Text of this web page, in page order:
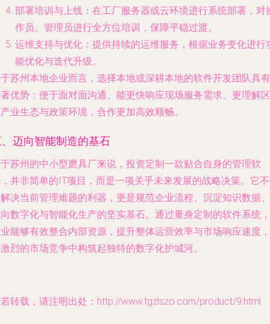
部署培训与上线 ：在工厂服务器或云环境进行系统部署，对
作员、管理员进行全方位培训，保障平稳过渡。
运维支持与优化 ：提供持续的运维服务，根据业务变化进行
能优化与迭代升级。
苏州本地企业而言，选择本地或深耕本地的软件开发团队具有
优势：便于面对面沟通、能更快响应现场服务需求、更理解区
业生态与政策环境，合作更加高效顺畅。
迈向智能制造的基石
苏州的中小型磨具厂来说，投资定制一款贴合自身的管理软
并非简单的IT项目，而是一项关乎未来发展的战略决策。它
决当前管理难题的利器，更是规范企业流程、沉淀知识数据、
数字化与智能化生产的坚实基石。通过量身定制的软件系统，
能够有效整合内部资源，提升整体运营效率与市场响应速度，
烈的市场竞争中构筑起独特的数字化护城河。
转载，请注明出处：http://www.tgzlszo.com/product/9.html